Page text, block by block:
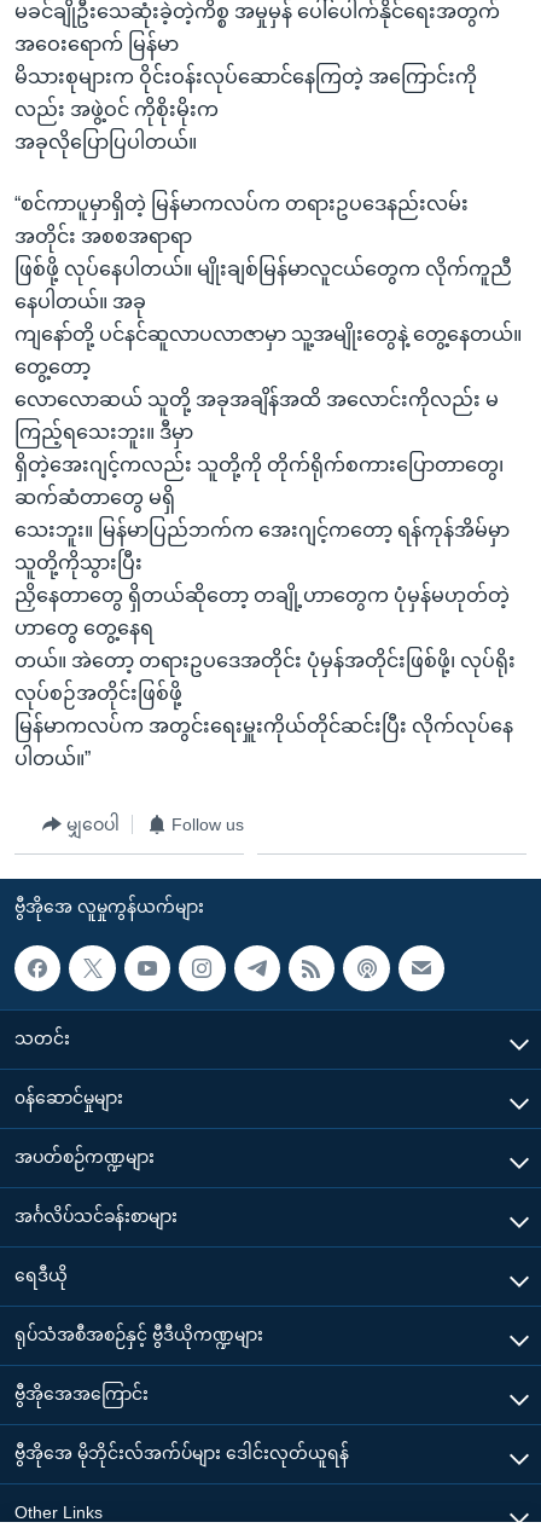
မခင်ချိုဦးသေဆုံးခဲ့တဲ့ကိစ္စ အမှုမှန် ပေါ်ပေါက်နိုင်ရေးအတွက်
အဝေးရောက် မြန်မာ
မိသားစုများက ဝိုင်းဝန်းလုပ်ဆောင်နေကြတဲ့ အကြောင်းကို
လည်း အဖွဲ့ဝင် ကိုစိုးမိုးက
အခုလိုပြောပြပါတယ်။
“စင်ကာပူမှာရှိတဲ့ မြန်မာကလပ်က တရားဥပဒေနည်းလမ်း
အတိုင်း အစစအရာရာ
ဖြစ်ဖို့ လုပ်နေပါတယ်။ မျိုးချစ်မြန်မာလူငယ်တွေက လိုက်ကူညီ
နေပါတယ်။ အခု
ကျနော်တို့ ပင်နင်ဆူလာပလာဇာမှာ သူ့အမျိုးတွေနဲ့ တွေ့နေတယ်။
တွေ့တော့
လောလောဆယ် သူတို့ အခုအချိန်အထိ အလောင်းကိုလည်း မ
ကြည့်ရသေးဘူး။ ဒီမှာ
ရှိတဲ့အေးဂျင့်ကလည်း သူတို့ကို တိုက်ရိုက်စကားပြောတာတွေ၊
ဆက်ဆံတာတွေ မရှိ
သေးဘူး။ မြန်မာပြည်ဘက်က အေးဂျင့်ကတော့ ရန်ကုန်အိမ်မှာ
သူတို့ကိုသွားပြီး
ညှိနေတာတွေ ရှိတယ်ဆိုတော့ တချို့ဟာတွေက ပုံမှန်မဟုတ်တဲ့
ဟာတွေ တွေ့နေရ
တယ်။ အဲတော့ တရားဥပဒေအတိုင်း ပုံမှန်အတိုင်းဖြစ်ဖို့၊ လုပ်ရိုး
လုပ်စဉ်အတိုင်းဖြစ်ဖို့
မြန်မာကလပ်က အတွင်းရေးမှူးကိုယ်တိုင်ဆင်းပြီး လိုက်လုပ်နေ
ပါတယ်။”
မျှဝေပါ Follow us
ဗွီအိုအေ လူမှုကွန်ယက်များ
သတင်း
၀န်ဆောင်မှုများ
အပတ်စဉ်ကဏ္ဍများ
အင်္ဂလိပ်သင်ခန်းစာများ
ရေဒီယို
ရုပ်သံအစီအစဉ်နှင့် ဗွီဒီယိုကဏ္ဍများ
ဗွီအိုအေအကြောင်း
ဗွီအိုအေ မိုဘိုင်းလ်အက်ပ်များ ဒေါင်းလုတ်ယူရန်
Other Links